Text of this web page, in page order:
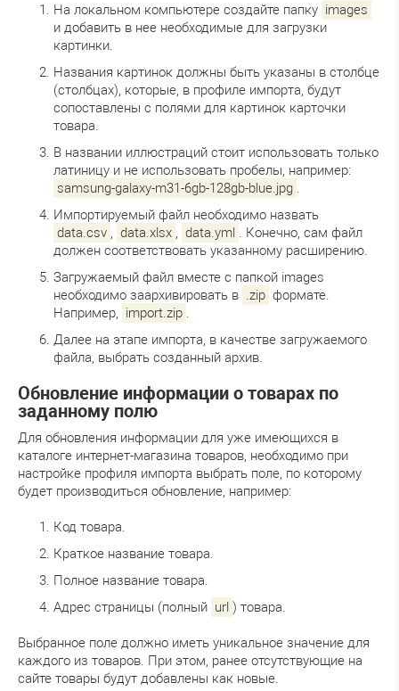
На локальном компьютере создайте папку images
и добавить в нее необходимые для загрузки
картинки.
Названия картинок должны быть указаны в столбце
(столбцах), которые, в профиле импорта, будут
сопоставлены с полями для картинок карточки
товара.
В названии иллюстраций стоит использовать только
латиницу и не использовать пробелы, например:
samsung-galaxy-m31-6gb-128gb-blue.jpg .
Импортируемый файл необходимо назвать
data.csv , data.xlsx , data.yml . Конечно, сам файл
должен соответствовать указанному расширению.
Загружаемый файл вместе с папкой images
необходимо заархивировать в .zip формате.
Например, import.zip .
Далее на этапе импорта, в качестве загружаемого
файла, выбрать созданный архив.
Обновление информации о товарах по
заданному полю
Для обновления информации для уже имеющихся в
каталоге интернет-магазина товаров, необходимо при
настройке профиля импорта выбрать поле, по которому
будет производиться обновление, например:
Код товара.
Краткое название товара.
Полное название товара.
Адрес страницы (полный url ) товара.
Выбранное поле должно иметь уникальное значение для
каждого из товаров. При этом, ранее отсутствующие на
сайте товары будут добавлены как новые.